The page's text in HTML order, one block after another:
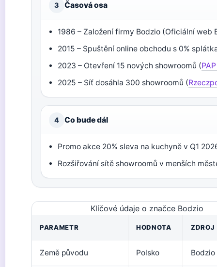
3 Časová osa
1986 – Založení firmy Bodzio (Oficiální web
2015 – Spuštění online obchodu s 0%
2023 – Otevření 15 nových showroomů (
2025 – Síť dosáhla 300 showroomů (
4 Co bude dál
Promo akce 20% sleva na kuchyně v Q1
Rozšiřování sítě showroomů v menších
Klíčové údaje o značce Bodzio
PARAMETR HODNOTA ZDROJ
Země původu Polsko Bodzio